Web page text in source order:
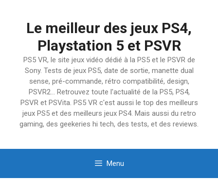
Le meilleur des jeux PS4,
Playstation 5 et PSVR
PS5 VR, le site jeux vidéo dédié à la PS5 et le PSVR de
Sony. Tests de jeux PS5, date de sortie, manette dual
sense, pré-commande, rétro compatibilité, design,
PSVR2… Retrouvez toute l'actualité de la PS5, PS4,
PSVR et PSVita. PS5 VR c'est aussi le top des meilleurs
jeux PS5 et des meilleurs jeux PS4. Mais aussi du retro
gaming, des geekeries hi tech, des tests, et des reviews.
Menu